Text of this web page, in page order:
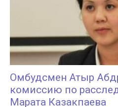
Кыргызстана
Омбудсмен Атыр
комиссию по
Марата Казакпаева